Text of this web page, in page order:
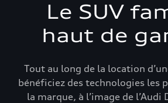
Le SUV
haut de
Tout au long de la location
bénéficiez des technologies les
la marque, à l’image de l’Audi